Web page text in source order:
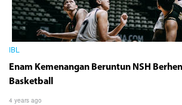
IBL
Enam Kemenangan Beruntun NSH
Basketball
4 years ago